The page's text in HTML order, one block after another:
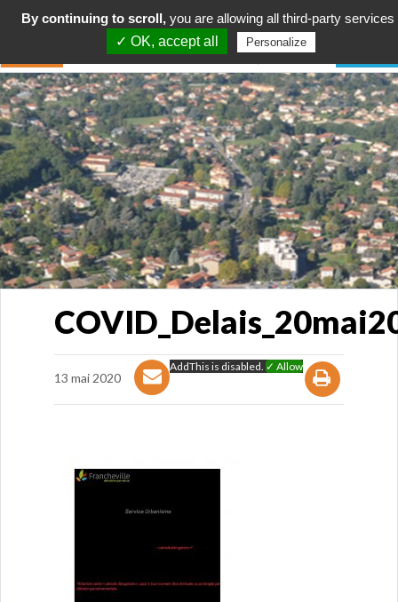
13 mai 2020
AddThis is disabled. ✓ Allow
By continuing to scroll, you are allowing all third-party services
✓ OK, accept all
Personalize